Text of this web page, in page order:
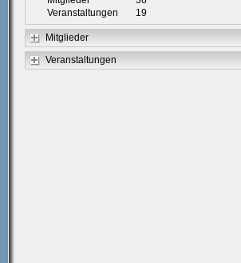
Veranstaltungen
19
Mitglieder
Veranstaltungen